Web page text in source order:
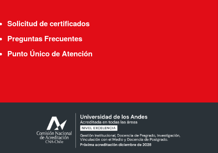
Solicitud de certificados
Preguntas Frecuentes
Punto Único de Atención